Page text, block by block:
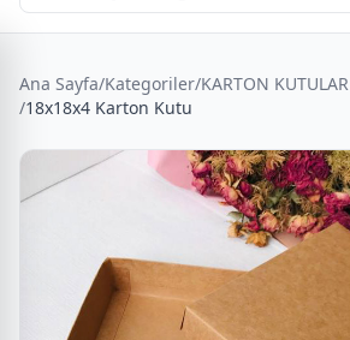
Ana Sayfa/Kategoriler/KARTON KUTULAR
/18x18x4 Karton Kutu